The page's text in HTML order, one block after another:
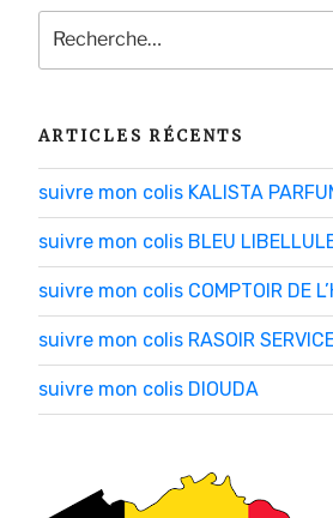
Recherche
pour
:
ARTICLES RÉCENTS
suivre mon colis KALISTA
suivre mon colis BLEU
suivre mon colis COMPTOIR DE
suivre mon colis RASOIR
suivre mon colis DIOUDA